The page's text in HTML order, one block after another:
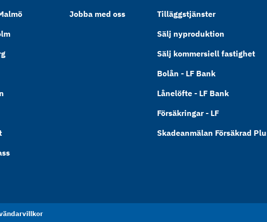
Jobba med oss
Tilläggstjänster
Sälj nyproduktion
Sälj kommersiell fastighet
Bolån - LF Bank
Lånelöfte - LF Bank
Försäkringar - LF
Skadeanmälan Försäkrad